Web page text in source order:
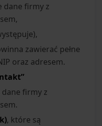
dane firmy z
zawierać pełne
oraz adresem.
dane firmy z
, które są